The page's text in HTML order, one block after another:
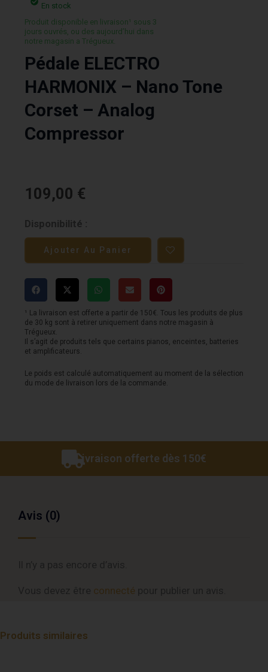
En stock
Produit disponible en livraison¹ sous 3
jours ouvrés, ou des aujourd’hui dans
notre magasin a Trégueux.
Pédale ELECTRO
HARMONIX – Nano Tone
Corset – Analog
Compressor
109,00 €
Disponibilité :
quantité
de
Pédale
ELECTRO
HARMONIX
-
Nano
Tone
Corset
-
Ajouter Au Panier
¹ La livraison est offerte a partir de 150€. Tous les produits de plus
de 30 kg sont à retirer uniquement dans notre magasin à
Trégueux.
Il s’agit de produits tels que certains pianos, enceintes, batteries
et amplificateurs.
Le poids est calculé automatiquement au moment de la sélection
du mode de livraison lors de la commande.
Livraison offerte dès 150€
Avis (0)
connecté
Produits similaires